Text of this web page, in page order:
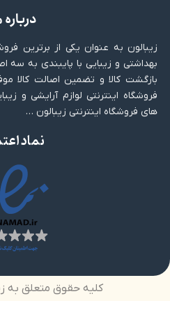
درباره
زیبالون به عنوان یکی از برترین
بازگشت کالا و تضمین اصالت کالا
فروشگاه اینترنتی لوازم آرایشی و
های فروشگاه اینترنتی زیبالون …
نماد
کلیه حقوق متعلق به